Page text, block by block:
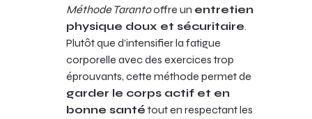
Méthode Taranto offre un entretien
physique doux et sécuritaire.
Plutôt que d’intensifier la fatigue
corporelle avec des exercices trop
éprouvants, cette méthode permet de
garder le corps actif et en
bonne santé tout en respectant les